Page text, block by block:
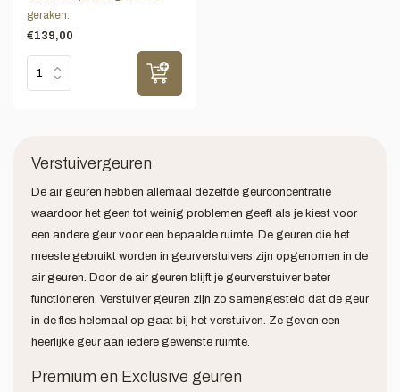
geraken.
€139,00
Verstuivergeuren
De air geuren hebben allemaal dezelfde geurconcentratie
waardoor het geen tot weinig problemen geeft als je kiest voor
een andere geur voor een bepaalde ruimte. De geuren die het
meeste gebruikt worden in geurverstuivers zijn opgenomen in de
air geuren. Door de air geuren blijft je geurverstuiver beter
functioneren. Verstuiver geuren zijn zo samengesteld dat de geur
in de fles helemaal op gaat bij het verstuiven. Ze geven een
heerlijke geur aan iedere gewenste ruimte.
Premium en Exclusive geuren